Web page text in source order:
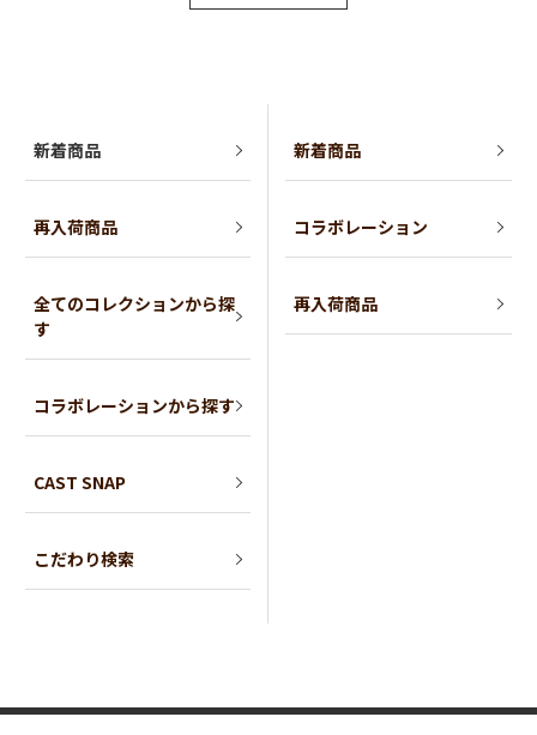
新着商品
再入荷商品
全てのコレクションから探
す
コラボレーションから探す
CAST SNAP
こだわり検索
新着商品
コラボレーション
再入荷商品